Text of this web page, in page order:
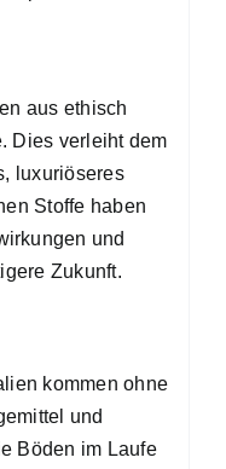
aus ethisch
Dies verleiht dem
luxuriöseres
Stoffe haben
und
Zukunft.
kommen ohne
und
Böden im Laufe